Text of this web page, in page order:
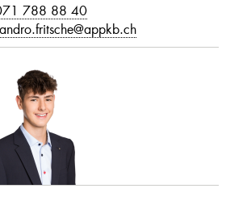
788 88 40